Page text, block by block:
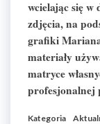
wcielając się
zdjęcia, na
grafiki
materiały
matryce
profesjonalnej
Kategoria